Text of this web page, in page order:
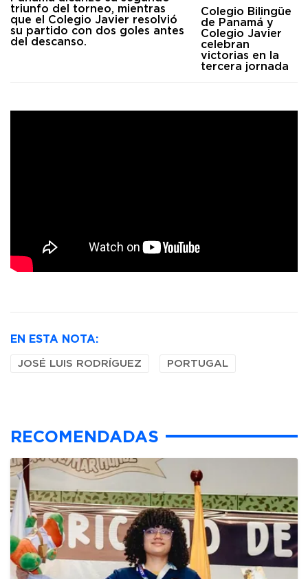
Colegio Bilingüe
de Panamá y
Colegio Javier
celebran
victorias en la
tercera jornada
EN ESTA NOTA:
JOSÉ LUIS RODRÍGUEZ PORTUGAL
RECOMENDADAS